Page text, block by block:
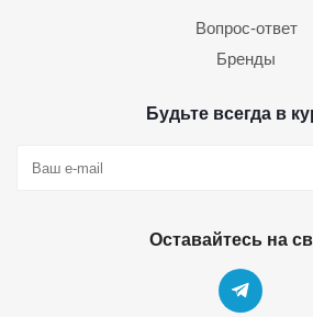
Вопрос-ответ
Бренды
Будьте всегда в
Оставайтесь на